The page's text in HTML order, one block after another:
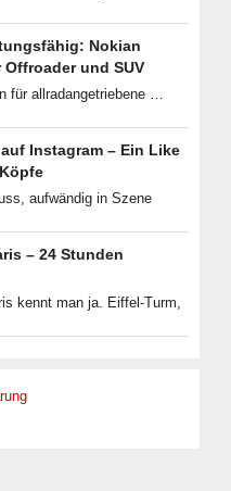
Nokian
und SUV
für allradangetriebene …
Instagram – Ein Like
aufwändig in Szene
– 24 Stunden
kennt man ja. Eiffel-Turm,